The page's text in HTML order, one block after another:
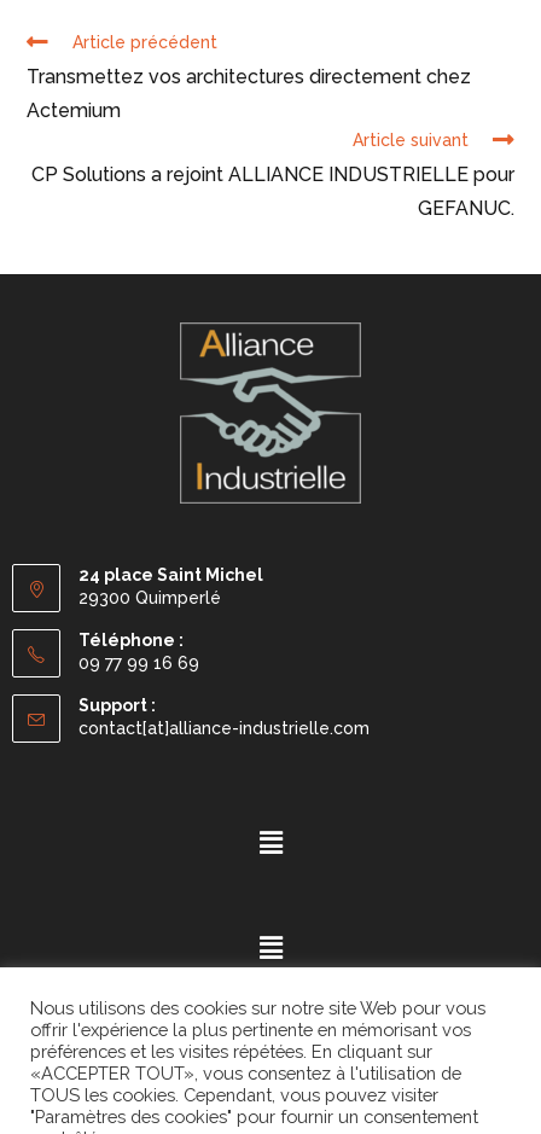
Article précédent
Transmettez vos architectures directement chez
Actemium
Article suivant
CP Solutions a rejoint ALLIANCE INDUSTRIELLE pour
GEFANUC.
24 place Saint Michel
29300 Quimperlé
Téléphone :
09 77 99 16 69
Support :
contact[at]alliance-industrielle.com
Mention légales - ©2021.Alvaria. All Rights Reserved.
Nous utilisons des cookies sur notre site Web pour vous
offrir l'expérience la plus pertinente en mémorisant vos
préférences et les visites répétées. En cliquant sur
«ACCEPTER TOUT», vous consentez à l'utilisation de
TOUS les cookies. Cependant, vous pouvez visiter
"Paramètres des cookies" pour fournir un consentement